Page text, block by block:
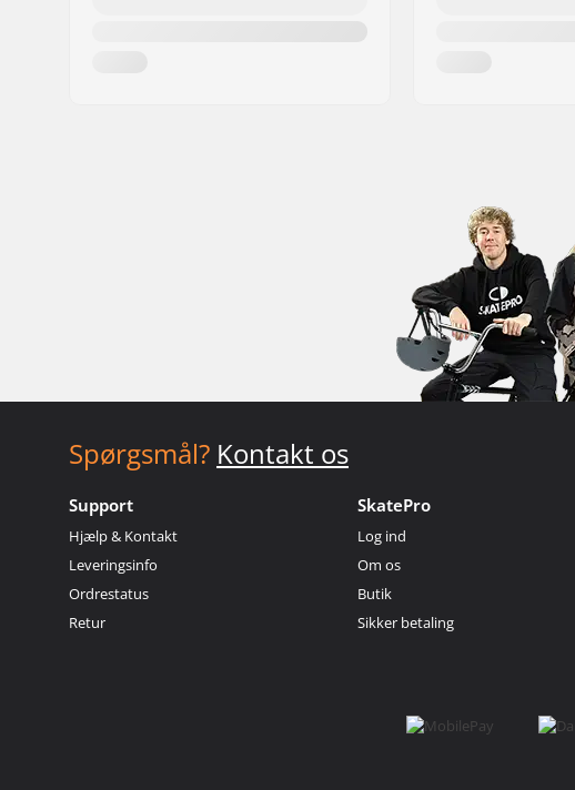
Spørgsmål? Kontakt os
Support
Hjælp & Kontakt
Leveringsinfo
Ordrestatus
Retur
SkatePro
Log ind
Om os
Butik
Sikker betaling